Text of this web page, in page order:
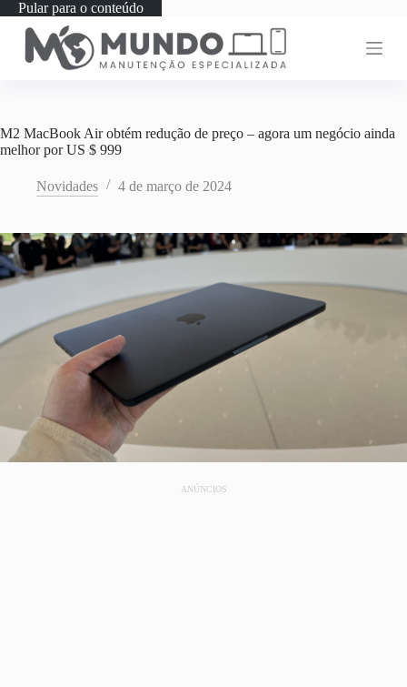
Pular para o conteúdo
M2 MacBook Air obtém redução de preço – agora um negócio ainda
melhor por US $ 999
Novidades 4 de março de 2024
ANÚNCIOS